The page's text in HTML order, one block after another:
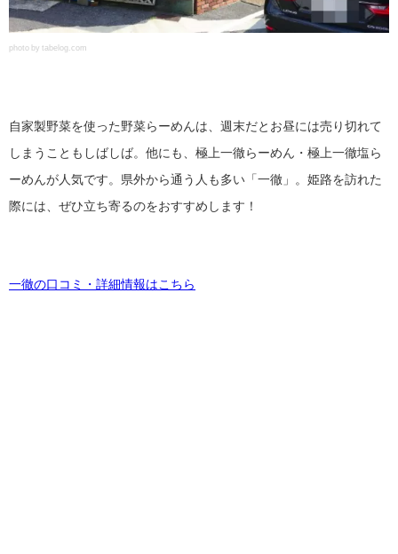
photo by tabelog.com
自家製野菜を使った野菜らーめんは、週末だとお昼には売り切れて
しまうこともしばしば。他にも、極上一徹らーめん・極上一徹塩ら
ーめんが人気です。県外から通う人も多い「一徹」。姫路を訪れた
際には、ぜひ立ち寄るのをおすすめします！
一徹の口コミ・詳細情報はこちら